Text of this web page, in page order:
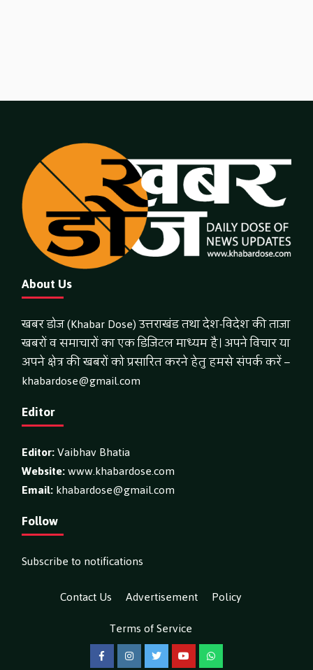
About Us
खबर डोज (Khabar Dose) उत्तराखंड तथा देश-विदेश की ताजा
खबरों व समाचारों का एक डिजिटल माध्यम है। अपने विचार या
अपने क्षेत्र की खबरों को प्रसारित करने हेतु हमसे संपर्क करें –
khabardose@gmail.com
Editor
Editor:Vaibhav Bhatia
Website:www.khabardose.com
Email:khabardose@gmail.com
Follow
Subscribe to notifications
Contact Us
Advertisement
Policy
Terms of Service